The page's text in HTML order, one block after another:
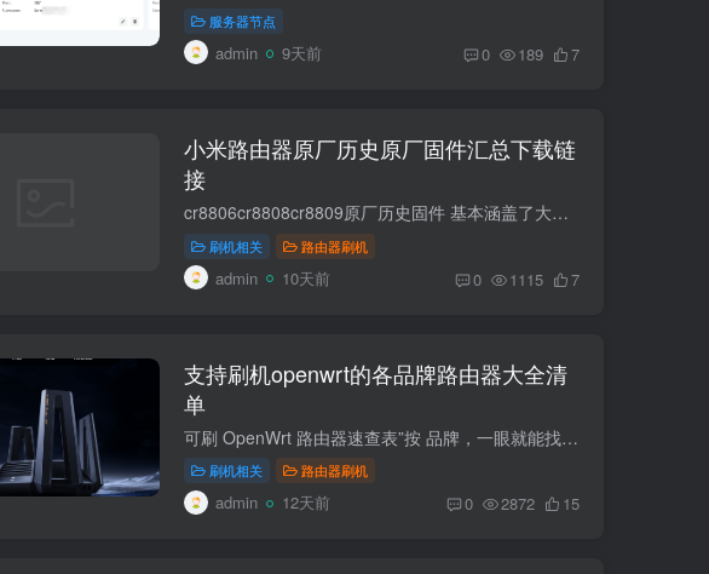
服务器节点
admin 9天前 0 189 7
小米路由器原厂历史原厂固件汇总下载链
接
cr8806cr8808cr8809原厂历史固件 基本涵盖了大部分小米路由器的固件 https://mirom.ezbox.idv.tw/en/miwifi/ 小米路由器采用NAND闪存者(R3/R3G/R3P/R4等)，刷回官方固件必须非常小心，目前已知...
刷机相关 路由器刷机
admin 10天前 0 1115 7
支持刷机openwrt的各品牌路由器大全清
单
可刷 OpenWrt 路由器速查表”按 品牌，一眼就能找到适合自己预算与性能需求的机器。所有型号均经社区验证有稳定固件（官方或 ImmortalWrt / iStoreOS 等分支），只要跟着教程基本可软刷。有些特...
刷机相关 路由器刷机
admin 12天前 0 2872 15